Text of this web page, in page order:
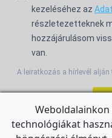
kezeléséhez az
részletezetteknek
hozzájárulásom
van.
A leiratkozás a hírlevél
For the English
technológiákat